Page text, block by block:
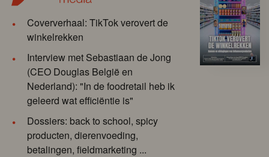
Coververhaal: TikTok verovert de
winkelrekken
Interview met Sebastiaan de Jong
(CEO Douglas België en
Nederland): "In de foodretail heb ik
geleerd wat efficiëntie is"
Dossiers: back to school, spicy
producten, dierenvoeding,
betalingen, fieldmarketing ...